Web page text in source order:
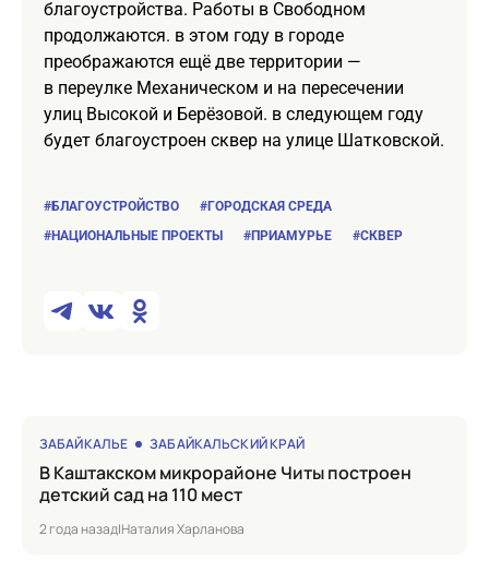
благоустройства. Работы в Свободном
продолжаются. в этом году в городе
преображаются ещё две территории —
в переулке Механическом и на пересечении
улиц Высокой и Берёзовой. в следующем году
будет благоустроен сквер на улице Шатковской.
#БЛАГОУСТРОЙСТВО
#ГОРОДСКАЯ СРЕДА
#НАЦИОНАЛЬНЫЕ ПРОЕКТЫ
#ПРИАМУРЬЕ #СКВЕР
ЗАБАЙКАЛЬЕ ЗАБАЙКАЛЬСКИЙ КРАЙ
в Каштакском микрорайоне Читы построен
детский сад на 110 мест
2 года назад|Наталия Харланова